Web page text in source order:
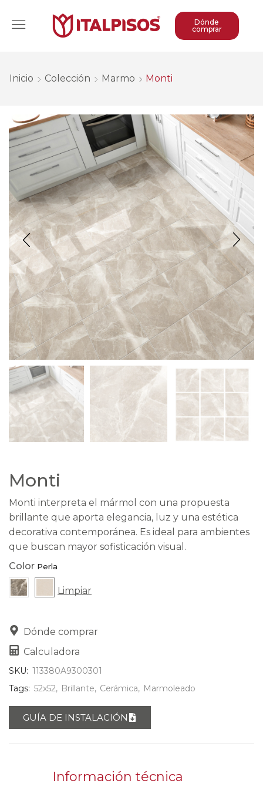
Dónde
comprar
Inicio Colección Marmo Monti
Monti
Monti interpreta el mármol con una propuesta
brillante que aporta elegancia, luz y una estética
decorativa contemporánea. Es ideal para ambientes
que buscan mayor sofisticación visual.
Color
Limpiar
Dónde comprar
Calculadora
SKU: 113380A9300301
Tags: 52x52, Brillante, Cerámica, Marmoleado
GUÍA DE INSTALACIÓN
Información técnica